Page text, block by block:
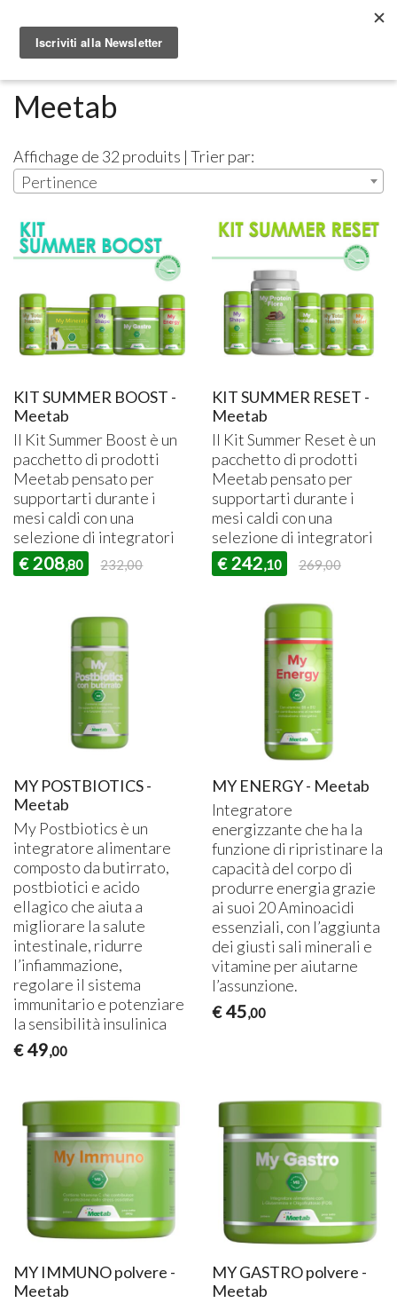
Meetab
Affichage de 32 produits | Trier par:
Pertinence
KIT SUMMER BOOST -
Meetab
Il Kit Summer Boost è un
pacchetto di prodotti
Meetab pensato per
supportarti durante i
mesi caldi con una
selezione di integratori
€ 208,80 232,00
KIT SUMMER RESET -
Meetab
Il Kit Summer Reset è un
pacchetto di prodotti
Meetab pensato per
supportarti durante i
mesi caldi con una
selezione di integratori
€ 242,10 269,00
MY POSTBIOTICS -
Meetab
My Postbiotics è un
integratore alimentare
composto da butirrato,
postbiotici e acido
ellagico che aiuta a
migliorare la salute
intestinale, ridurre
l’infiammazione,
regolare il sistema
immunitario e potenziare
la sensibilità insulinica
€ 49,00
MY ENERGY - Meetab
Integratore
energizzante che ha la
funzione di ripristinare la
capacità del corpo di
produrre energia grazie
ai suoi 20 Aminoacidi
essenziali, con l’aggiunta
dei giusti sali minerali e
vitamine per aiutarne
l’assunzione.
€ 45,00
MY IMMUNO polvere -
Meetab
MY GASTRO polvere -
Meetab